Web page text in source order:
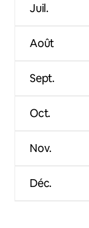
Juil.
Août
Sept.
Oct.
Nov.
Déc.